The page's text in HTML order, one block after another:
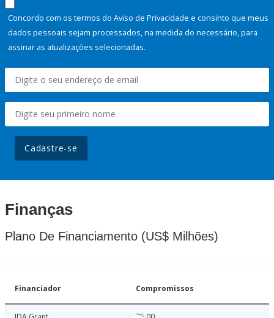
Concordo com os termos do Aviso de Privacidade e consinto que meus
dados pessoais sejam processados, na medida do necessário, para
assinar as atualizações selecionadas.
Cadastre-se
Finanças
Plano De Financiamento (US$ Milhões)
Financiador Compromissos